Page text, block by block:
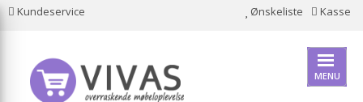
Kundeservice Ønskeliste Kasse
MENU